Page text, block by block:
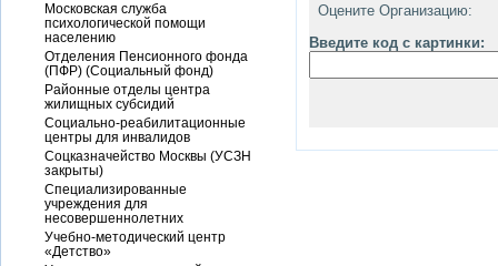
Оцените Организацию:
Введите код с картинки:
Московская служба
психологической помощи
населению
Отделения Пенсионного фонда
(ПФР) (Социальный фонд)
Районные отделы центра
жилищных субсидий
Социально-реабилитационные
центры для инвалидов
Соцказначейство Москвы (УСЗН
закрыты)
Специализированные
учреждения для
несовершеннолетних
Учебно-методический центр
«Детство»